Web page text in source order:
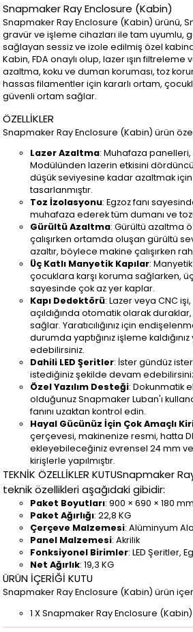
Snapmaker Ray Enclosure (Kabin)
Snapmaker Ray Enclosure (Kabin) ürünü,
gravür ve işleme cihazları ile tam uyumlu,
sağlayan sessiz ve izole edilmiş özel
Kabin, FDA onaylı olup, lazer ışın filtreleme
azaltma, koku ve duman koruması, toz
hassas filamentler için kararlı ortam,
güvenli ortam sağlar.
ÖZELLİKLER
Snapmaker Ray Enclosure (Kabin) ürün
Lazer Azaltma: Muhafaza
Modülünden lazerin etkisini dördüncü
düşük seviyesine kadar azaltmak
tasarlanmıştır.
Toz İzolasyonu: Egzoz fanı
muhafaza ederek tüm dumanı ve
Gürültü Azaltma: Gürültü azaltma
çalışırken ortamda oluşan gürültü
azaltır, böylece makine çalışırken
Üç Katlı Manyetik Kapılar:
çocuklara karşı koruma sağlarken,
sayesinde çok az yer kaplar.
Kapı Dedektörü: Lazer veya CNC
açıldığında otomatik olarak
sağlar. Yaratıcılığınız için
durumda yaptığınız işleme
edebilirsiniz.
Dahili LED Şeritler: İster gündüz
istediğiniz şekilde devam
Özel Yazılım Desteği: Dokunmatik
olduğunuz Snapmaker Luban'ı
fanını uzaktan kontrol edin.
Hayal Gücünüz İçin Çok Amaçlı
çerçevesi, makinenize resmi, hatta
ekleyebileceğiniz evrensel 24 mm
kirişlerle yapılmıştır.
TEKNİK ÖZELLİKLER KUTUSnapmaker
teknik özellikleri aşağıdaki gibidir:
Paket Boyutları: 900 × 690 × 180 mm
Paket Ağırlığı: 22,8 KG
Çerçeve Malzemesi: Alüminyum
Panel Malzemesi: Akrilik
Fonksiyonel Birimler: LED Şeritler,
Net Ağırlık: 19,3 KG
ÜRÜN İÇERİĞİ KUTU
Snapmaker Ray Enclosure (Kabin) ürün
1 X Snapmaker Ray Enclosure (Kabin)